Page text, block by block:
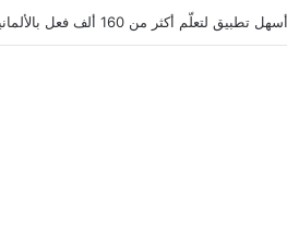
أسهل تطبيق لتعلّم أكثر من 160 ألف فعل بالألمانية